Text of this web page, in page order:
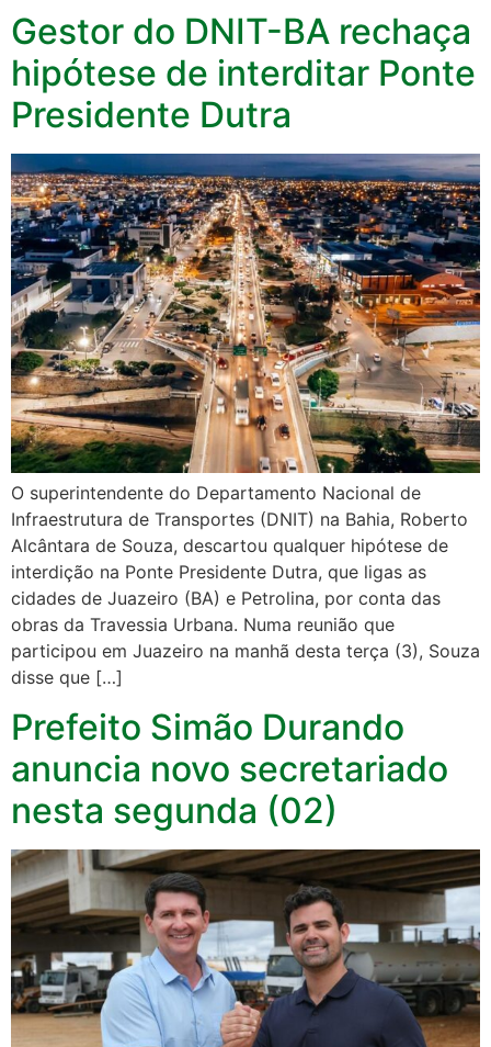
Gestor do DNIT-BA rechaça
hipótese de interditar Ponte
Presidente Dutra
O superintendente do Departamento Nacional de
Infraestrutura de Transportes (DNIT) na Bahia, Roberto
Alcântara de Souza, descartou qualquer hipótese de
interdição na Ponte Presidente Dutra, que ligas as
cidades de Juazeiro (BA) e Petrolina, por conta das
obras da Travessia Urbana. Numa reunião que
participou em Juazeiro na manhã desta terça (3), Souza
disse que […]
Prefeito Simão Durando
anuncia novo secretariado
nesta segunda (02)